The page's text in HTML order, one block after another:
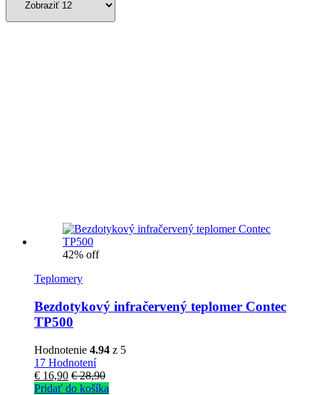
42% off
Teplomery
Bezdotykový infračervený teplomer Contec
TP500
Hodnotenie 4.94 z 5
17 Hodnotení
€ 16,90 €28,90
Pridať do košíka